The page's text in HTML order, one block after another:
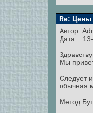
Re: Цены
Автор:
Дата: 13-
Мы
Следует
обычная
Метод